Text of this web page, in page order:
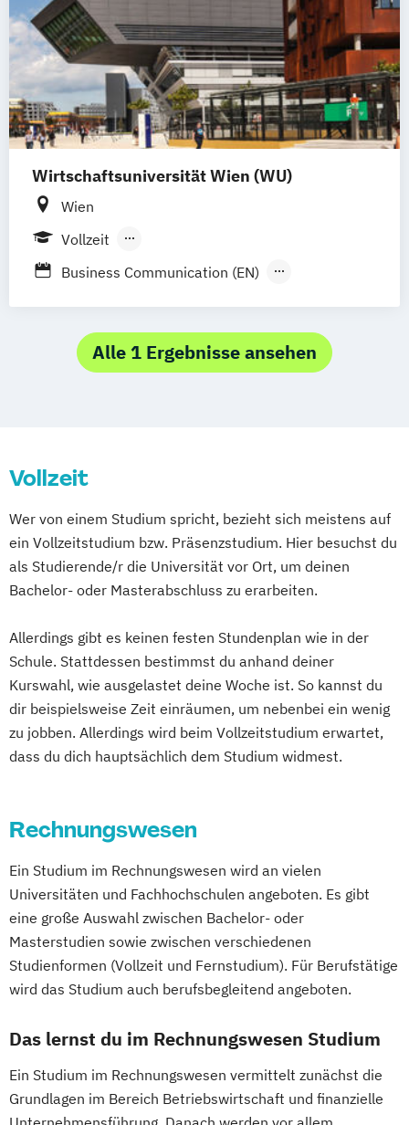
Wirtschaftsuniversität Wien (WU)
Wien
Vollzeit
Berufsbegleitendes Präsenzstudium
Business Communication (EN)
Executive MBA Bucharest
Executive MBA PGM
Finance
Global Executive MBA
International Business Taxation
International Management/CEMS (EN)
MBA Entrepreneurship & Innovation
MBA Finance
MBA Health Care Management
MBA Marketing & Sales
MBA Project Management
MBA Public Auditing
Quantitative Finance (EN)
Socio-Ecological Economics and Policy (EN)
Sozial- und Wirtschaftswissenschaften
Sozioökonomie
Steuern und Rechnungslegung Strategy
Innovation
Supply Chain Management (EN)
Wirtschafts- und Sozialwissenschaften
Wirtschaftspädagogik
Wirtschaftsrecht
Alle 1 Ergebnisse ansehen
Vollzeit
Wer von einem Studium spricht, bezieht sich meistens auf
ein Vollzeitstudium bzw. Präsenzstudium. Hier besuchst du
als Studierende/r die Universität vor Ort, um deinen
Bachelor- oder Masterabschluss zu erarbeiten.
Allerdings gibt es keinen festen Stundenplan wie in der
Schule. Stattdessen bestimmst du anhand deiner
Kurswahl, wie ausgelastet deine Woche ist. So kannst du
dir beispielsweise Zeit einräumen, um nebenbei ein wenig
zu jobben. Allerdings wird beim Vollzeitstudium erwartet,
dass du dich hauptsächlich dem Studium widmest.
Rechnungswesen
Ein Studium im Rechnungswesen wird an vielen
Universitäten und Fachhochschulen angeboten. Es gibt
eine große Auswahl zwischen Bachelor- oder
Masterstudien sowie zwischen verschiedenen
Studienformen (Vollzeit und Fernstudium). Für Berufstätige
wird das Studium auch berufsbegleitend angeboten.
Das lernst du im Rechnungswesen Studium
Ein Studium im Rechnungswesen vermittelt zunächst die
Grundlagen im Bereich Betriebswirtschaft und finanzielle